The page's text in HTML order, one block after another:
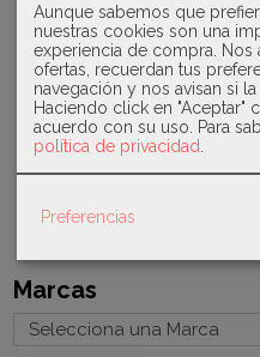
Marcas
crudo con...
59,90 €
59,90 €
Mayoral -
grabado...
18,00 €
Aunque sabemos que
nuestras cookies son una
experiencia de compra. Nos
ofertas, recuerdan tus
navegación y nos avisan si
Haciendo click en "Aceptar"
acuerdo con su uso. Para
política de privacidad
Preferencias